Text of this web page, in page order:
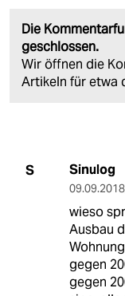
Die
geschlossen.
Wir öffnen die
Artikeln für etwa
S Sinulog
09.09.2018
wieso
Ausbau
gegen
gegen